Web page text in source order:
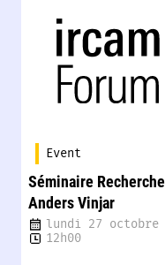
Event
Séminaire
Anders Vinjar
lundi 27 octobre
12h00